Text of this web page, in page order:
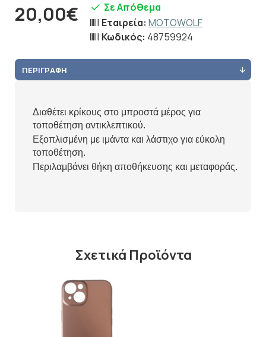
20,00€
Σε Απόθεμα
Εταιρεία: MOTOWOLF
Κωδικός: 48759924
ΠΕΡΙΓΡΑΦΉ
Διαθέτει κρίκους στο μπροστά μέρος για
τοποθέτηση αντικλεπτικού.
Εξοπλισμένη με ιμάντα και λάστιχο για εύκολη
τοποθέτηση.
Περιλαμβάνει θήκη αποθήκευσης και μεταφοράς.
Σχετικά Προϊόντα